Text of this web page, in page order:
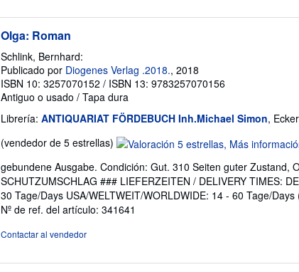
Olga: Roman
Schlink, Bernhard:
Publicado por Diogenes Verlag .2018., 2018
ISBN 10: 3257070152 / ISBN 13: 9783257070156
Antiguo o usado / Tapa dura
Librería: ANTIQUARIAT FÖRDEBUCH Inh.Michael Simon,
(vendedor de 5 estrellas) Calificación
vendedor:
5
de
5
gebundene Ausgabe. Condición: Gut. 310 Seiten guter Zustand,
SCHUTZUMSCHLAG ### LIEFERZEITEN / DELIVERY TIMES:
30 Tage/Days USA/WELTWEIT/WORLDWIDE: 14 - 60 Tage/
Nº de ref. del artículo: 341641
Contactar al vendedor